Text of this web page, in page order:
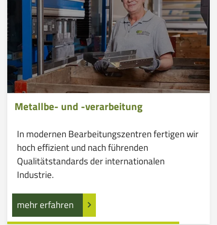
Metallbe- und -verarbeitung
In modernen Bearbeitungszentren fertigen wir
hoch effizient und nach führenden
Qualitätstandards der internationalen
Industrie.
mehr erfahren